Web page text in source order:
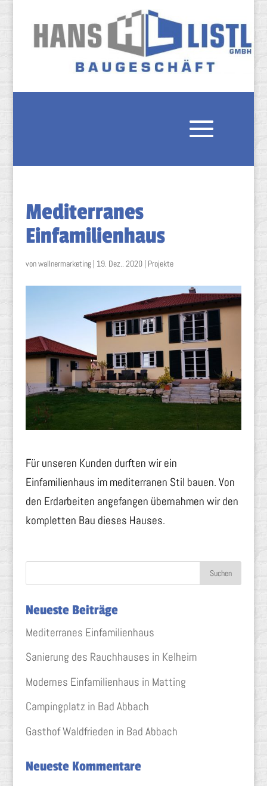
Mediterranes
Einfamilienhaus
vonwallnermarketing| 19. Dez.. 2020| Projekte
Für unseren Kunden durften wir ein
Einfamilienhaus im mediterranen Stil bauen. Von
den Erdarbeiten angefangen übernahmen wir den
kompletten Bau dieses Hauses.
Neueste Beiträge
Mediterranes Einfamilienhaus
Sanierung des Rauchhauses in Kelheim
Modernes Einfamilienhaus in Matting
Campingplatz in Bad Abbach
Gasthof Waldfrieden in Bad Abbach
Neueste Kommentare